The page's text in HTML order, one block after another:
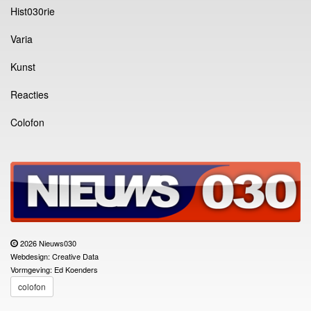
Hist030rie
Varia
Kunst
Reacties
Colofon
2026 Nieuws030
Webdesign: Creative Data
Vormgeving: Ed Koenders
colofon